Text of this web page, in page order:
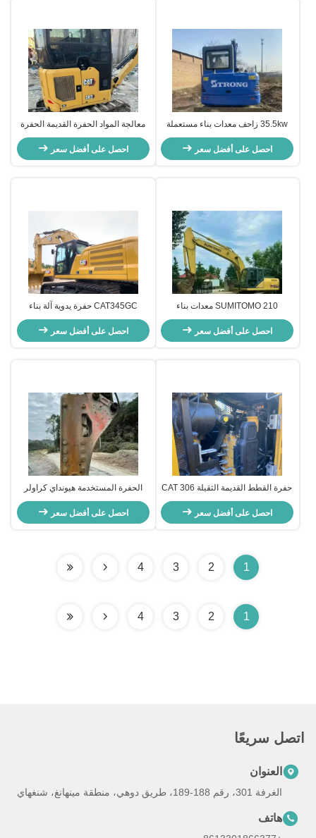
35.5kw زاحف معدات بناء مستعملة
حفرة يد ثانية TRONG GC68
احصل على أفضل سعر
معالجة المواد الحفرة القديمة الحفرة
القليلة Cat302 الأرضية
احصل على أفضل سعر
SUMITOMO 210 معدات بناء
مستعملة محفر قديم كفء الوقود
للطرق
احصل على أفضل سعر
CAT345GC حفرة يدوية آلة بناء
الهندسة الحفر القديمة
احصل على أفضل سعر
حفرة القطط القديمة الثقيلة CAT 306
الزاحف حفرة هيدروليكية 5800kg
احصل على أفضل سعر
الحفرة المستخدمة هيونداي كراولر
هيونداي520-9 الحفرة القديمة
52170kg مع محرك الديزل
احصل على أفضل سعر
1
2
3
4
1
2
3
4
اتصل سريعًا
العنوان
الغرفة 301، رقم 188-189، طريق دوهي، منطقة مينهانغ، شنغهاي
هاتف